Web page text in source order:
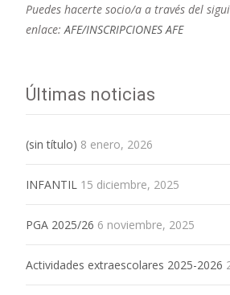
Puedes hacerte socio/a a través del
enlace:AFE/INSCRIPCIONES AFE
Últimas noticias
(sin título) 8 enero, 2026
INFANTIL 15 diciembre, 2025
PGA 2025/26 6 noviembre, 2025
Actividades extraescolares 2025-2026